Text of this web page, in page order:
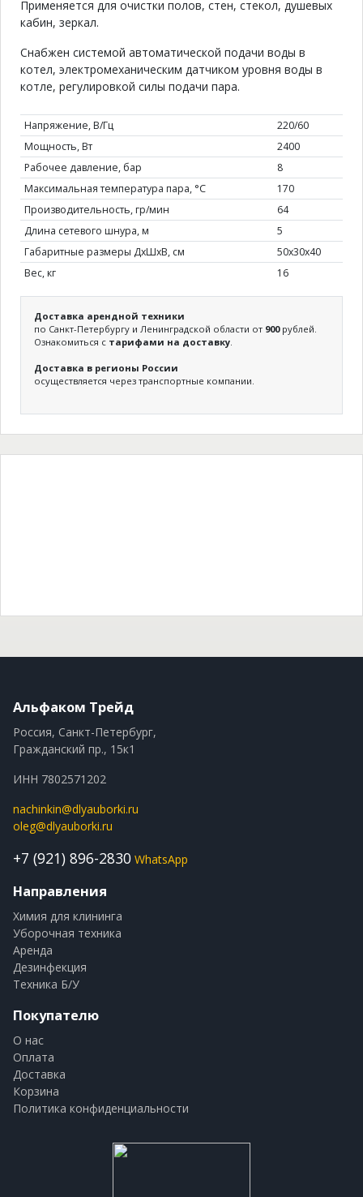
Применяется для очистки полов, стен, стекол, душевых
кабин, зеркал.
Снабжен системой автоматической подачи воды в
котел, электромеханическим датчиком уровня воды в
котле, регулировкой силы подачи пара.
Напряжение, В/Гц
220/60
Мощность, Вт
2400
Рабочее давление, бар
8
Максимальная температура пара, °C
170
Производительность, гр/мин
64
Длина сетевого шнура, м
5
Габаритные размеры ДхШхВ, см
50х30х40
Вес, кг
16
Доставка арендной техники
по Санкт-Петербургу и Ленинградской области от 900рублей.
Ознакомиться с тарифами на доставку
Доставка в регионы России
осуществляется через транспортные компании.
Альфаком Трейд
Россия, Санкт-Петербург,
Гражданский пр., 15к1
ИНН 7802571202
nachinkin@dlyauborki.ru
oleg@dlyauborki.ru
+7 (921) 896-2830 WhatsApp
Направления
Химия для клининга
Уборочная техника
Аренда
Дезинфекция
Техника Б/У
Покупателю
О нас
Оплата
Доставка
Корзина
Политика конфиденциальности